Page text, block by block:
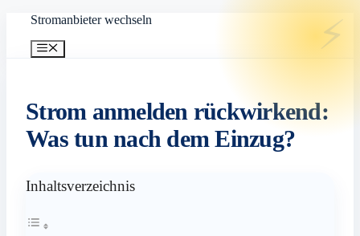
springen
Stromanbieter wechseln
Menü
Strom anmelden rückwirkend:
Was tun nach dem Einzug?
Inhaltsverzeichnis